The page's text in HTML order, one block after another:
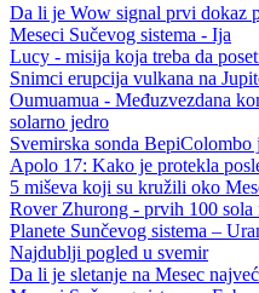
Da li je Wow signal prvi dokaz
Meseci Sučevog sistema - Ija
Lucy - misija koja treba da
Snimci erupcija vulkana na
Oumuamua - Međuzvezdana
solarno jedro
Svemirska sonda
Apolo 17: Kako je protekla
5 miševa koji su kružili oko
Rover Zhurong - prvih 100 sola
Planete Sunčevog sistema –
Najdublji pogled u svemir
Da li je sletanje na Mesec